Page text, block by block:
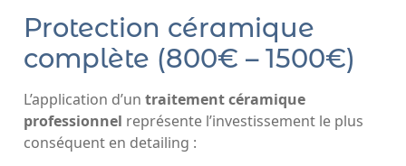
Protection céramique
complète (800€ – 1500€)
L’application d’un traitement céramique
professionnel représente l’investissement le plus
conséquent en detailing :